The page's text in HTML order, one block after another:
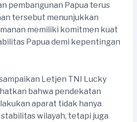
pembangunan Papua terus
tersebut menunjukkan
memiliki komitmen kuat
Papua demi kepentingan
Letjen TNI Lucky
bahwa pendekatan
aparat tidak hanya
wilayah, tetapi juga